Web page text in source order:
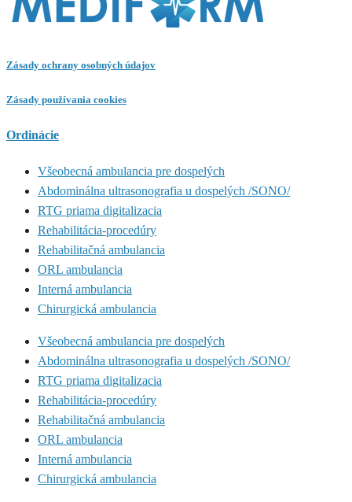
Zásady ochrany osobných údajov
Zásady používania cookies
Ordinácie
Všeobecná ambulancia pre dospelých
Abdominálna ultrasonografia u dospelých /SONO/
RTG priama digitalizacia
Rehabilitácia-procedúry
Rehabilitačná ambulancia
ORL ambulancia
Interná ambulancia
Chirurgická ambulancia
Všeobecná ambulancia pre dospelých
Abdominálna ultrasonografia u dospelých /SONO/
RTG priama digitalizacia
Rehabilitácia-procedúry
Rehabilitačná ambulancia
ORL ambulancia
Interná ambulancia
Chirurgická ambulancia